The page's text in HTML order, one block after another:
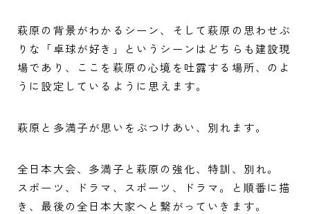
萩原の背景がわかるシーン、そして萩原の思わせぶ
りな「卓球が好き」というシーンはどちらも建設現
場であり、ここを萩原の心境を吐露する場所、のよ
うに設定しているように思えます。
萩原と多満子が思いをぶつけあい、別れます。
全日本大会、多満子と萩原の強化、特訓、別れ。
スポーツ、ドラマ、スポーツ、ドラマ。と順番に描
き、最後の全日本大家へと繋がっていきます。